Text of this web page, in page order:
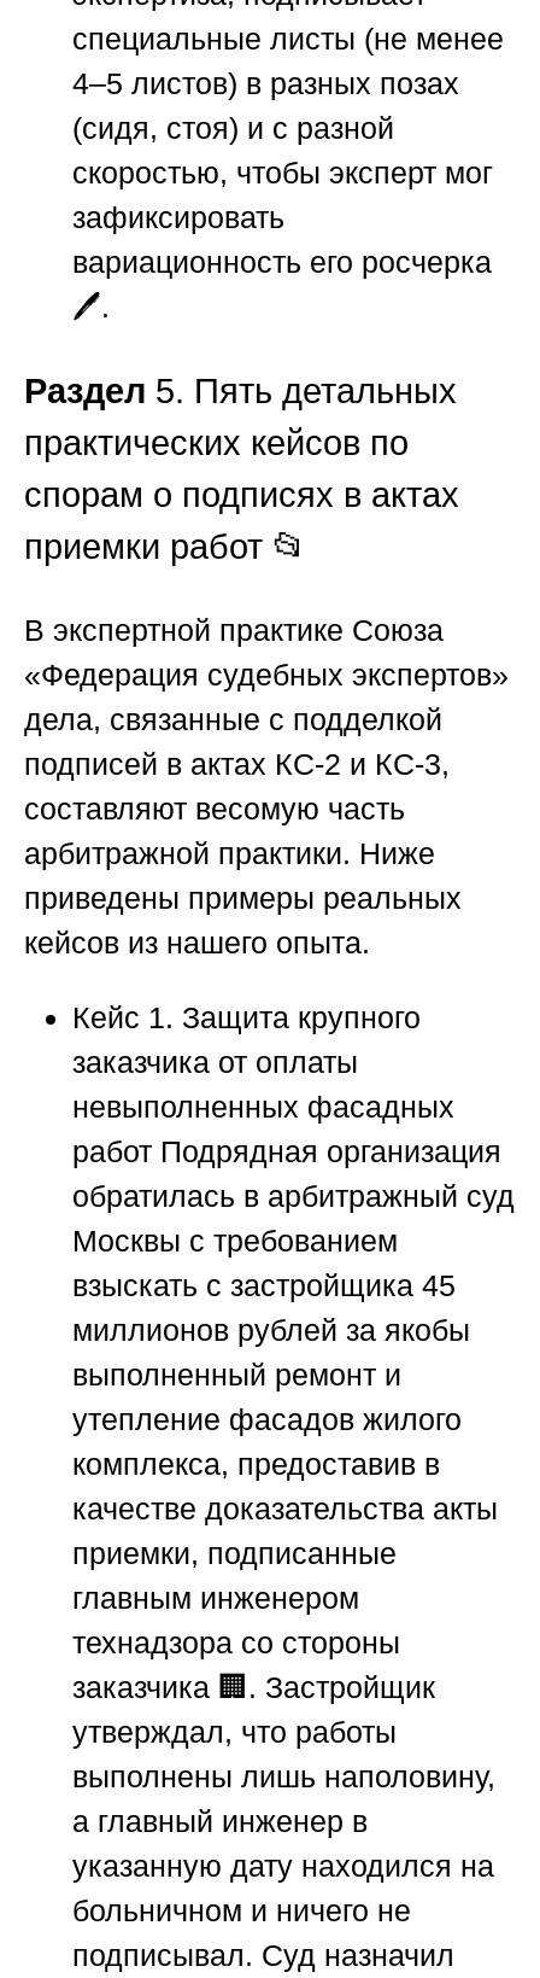
специальные листы (не менее
4–5 листов) в разных позах
(сидя, стоя) и с разной
скоростью, чтобы эксперт мог
зафиксировать
вариационность его росчерка
🖊️.
Раздел 5. Пять детальных
практических кейсов по
спорам о подписях в актах
приемки работ 📂
В экспертной практике Союза
«Федерация судебных экспертов»
дела, связанные с подделкой
подписей в актах КС-2 и КС-3,
составляют весомую часть
арбитражной практики. Ниже
приведены примеры реальных
кейсов из нашего опыта.
Кейс 1. Защита крупного
заказчика от оплаты
невыполненных фасадных
работ Подрядная организация
обратилась в арбитражный суд
Москвы с требованием
взыскать с застройщика 45
миллионов рублей за якобы
выполненный ремонт и
утепление фасадов жилого
комплекса, предоставив в
качестве доказательства акты
приемки, подписанные
главным инженером
технадзора со стороны
заказчика 🏢. Застройщик
утверждал, что работы
выполнены лишь наполовину,
а главный инженер в
указанную дату находился на
больничном и ничего не
подписывал. Суд назначил